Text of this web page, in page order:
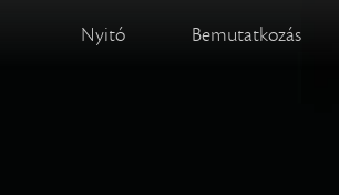
Nyitó Bemutatkozás